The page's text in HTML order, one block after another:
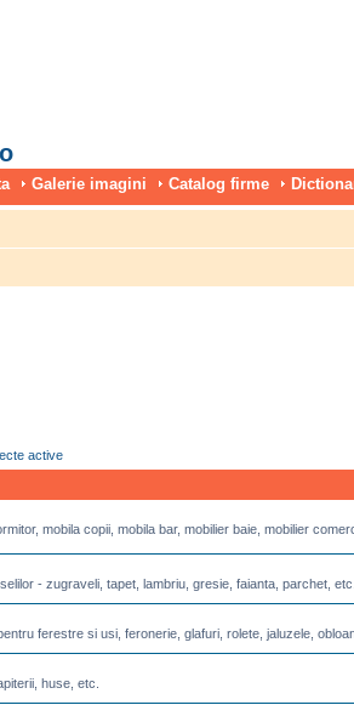
Galerie imagini Catalog firme
active
mobila copii, mobila bar, mobilier baie, mobilier
- zugraveli, tapet, lambriu, gresie, faianta, parchet, etc.
ferestre si usi, feronerie, glafuri, rolete, jaluzele,
huse, etc.